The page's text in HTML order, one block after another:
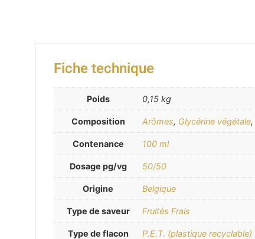
Fiche technique
Poids 0,15 kg
Composition Arômes, Glycérine végétale,
Contenance 100 ml
Dosage pg/vg 50/50
Origine Belgique
Type de saveur Fruités Frais
Type de flacon P.E.T. (plastique recyclable)